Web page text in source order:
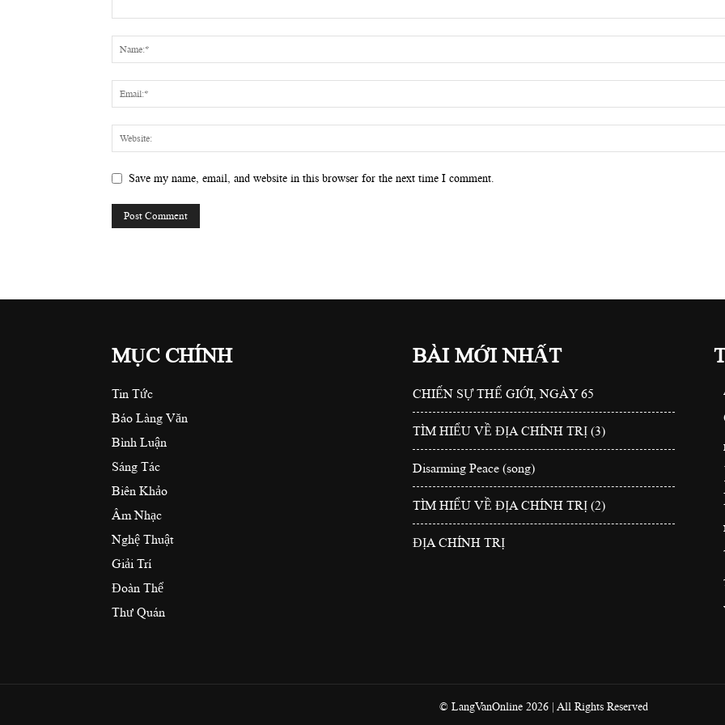
Save my name, email, and website in this browser for the next time I comment.
MỤC CHÍNH
Tin Tức
Báo Làng Văn
Bình Luận
Sáng Tác
Biên Khảo
Âm Nhạc
Nghệ Thuật
Giải Trí
Đoàn Thể
Thư Quán
BÀI MỚI NHẤT
CHIẾN SỰ THẾ GIỚI, NGÀY 65
TÌM HIỂU VỀ ĐỊA CHÍNH TRỊ (3)
Disarming Peace (song)
TÌM HIỂU VỀ ĐỊA CHÍNH TRỊ (2)
ĐỊA CHÍNH TRỊ
© LangVanOnline 2026 | All Rights Reserved